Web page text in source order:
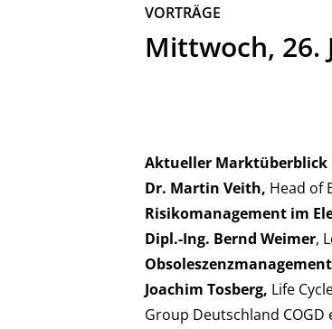
VORTRÄGE
Mittwoch, 26.
Aktueller
Dr. Martin Veith, Head of
Risikomanagement im
Dipl.-Ing. Bernd Weimer,
Joachim Tosberg, Life
Group Deutschland COGD